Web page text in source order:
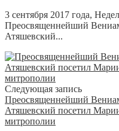
3 сентября 2017 года,
Преосвященнейший
Атяшевский...
Следующая запись
Преосвященнейший
Атяшевский посетил
митрополии